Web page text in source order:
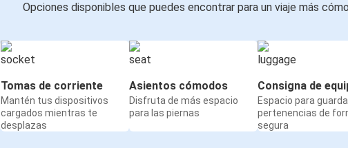
Opciones disponibles que puedes encontrar para un viaje más
Tomas de corriente
Mantén tus dispositivos
cargados mientras te
desplazas
Asientos cómodos
Disfruta de más espacio
para las piernas
Consigna de
Espacio para
pertenencias de
segura